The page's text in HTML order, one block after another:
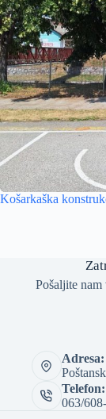
Košarkaška
Pošaljite
Adresa:
Telefon:
063/